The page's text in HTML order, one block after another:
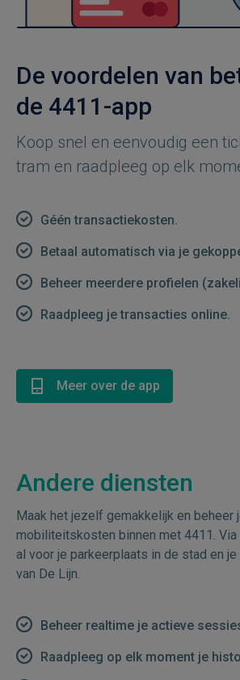
De voordelen van
de 4411-app
Koop snel en eenvoudig een
tram en raadpleeg op elk
Géén transactiekosten.
Betaal automatisch via je
Beheer meerdere profielen
Raadpleeg je transacties online.
Meer over de app
Andere diensten
Maak het jezelf gemakkelijk en beheer
mobiliteitskosten binnen met 4411. Via
al voor je parkeerplaats in de stad en
van De Lijn.
Beheer realtime je actieve
Raadpleeg op elk moment je